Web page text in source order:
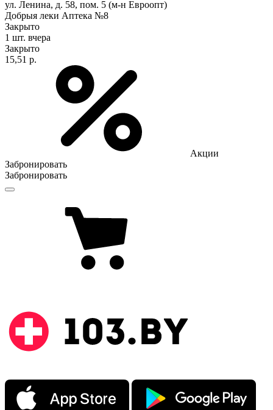
ул. Ленина, д. 58, пом. 5 (м-н Евроопт)
Добрыя леки Аптека №8
Закрыто
1 шт. вчера
Закрыто
15,51 р.
Акции
Забронировать
Забронировать